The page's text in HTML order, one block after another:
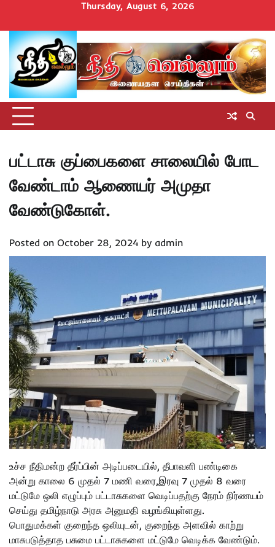
content
Thursday, August 6, 2026
Homeசெய்திகள்
தமிழ்நாடுமாவட்டச்செய்திகள்
அரசியல்ஆன்மிகம்
சட்டம்
அறிவோம்
சினிமாUncategorized
பட்டாசு குப்பைகளை சாலையில் போட
வேண்டாம் ஆணையர் அமுதா
வேண்டுகோள்.
Posted on October 28, 2024 by admin
உச்ச நீதிமன்ற தீர்ப்பின் அடிப்படையில், தீபாவளி பண்டிகை
அன்று காலை 6 முதல் 7 மணி வரை,இரவு 7 முதல் 8 வரை
மட்டுமே ஒலி எழுப்பும் பட்டாசுகளை வெடிப்பதற்கு நேரம் நிர்ணயம்
செய்து தமிழ்நாடு அரசு அனுமதி வழங்கியுள்ளது.
பொதுமக்கள் குறைந்த ஒலியுடன், குறைந்த அளவில் காற்று
மாசுபடுத்தாத பசுமை பட்டாசுகளை மட்டுமே வெடிக்க வேண்டும்.